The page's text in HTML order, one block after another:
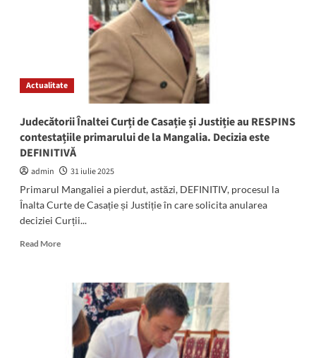
8
lucrători
subordine!
Agenţii
economici
denunţători
tragerea
la
răspundere
a
abuz
serviciu!
Actualitate
Judecătorii Înaltei Curți de Casație și Justiție au RESPINS
contestațiile primarului de la Mangalia. Decizia este
DEFINITIVĂ
admin
31 iulie 2025
Primarul Mangaliei a pierdut, astăzi, DEFINITIV, procesul la
Înalta Curte de Casație și Justiție în care solicita anularea
deciziei Curții...
Read MoreRead
Judecătorii
Înaltei